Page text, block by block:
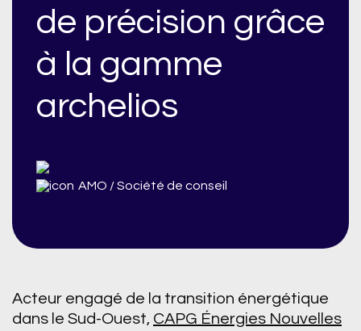
de précision grâce
à la gamme
archelios
AMO / Société de conseil
Acteur engagé de la transition énergétique
dans le Sud-Ouest, CAPG Énergies Nouvelles